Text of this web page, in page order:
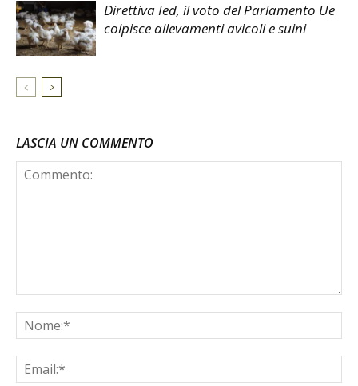
Direttiva Ied, il voto del Parlamento Ue
colpisce allevamenti avicoli e suini
LASCIA UN COMMENTO